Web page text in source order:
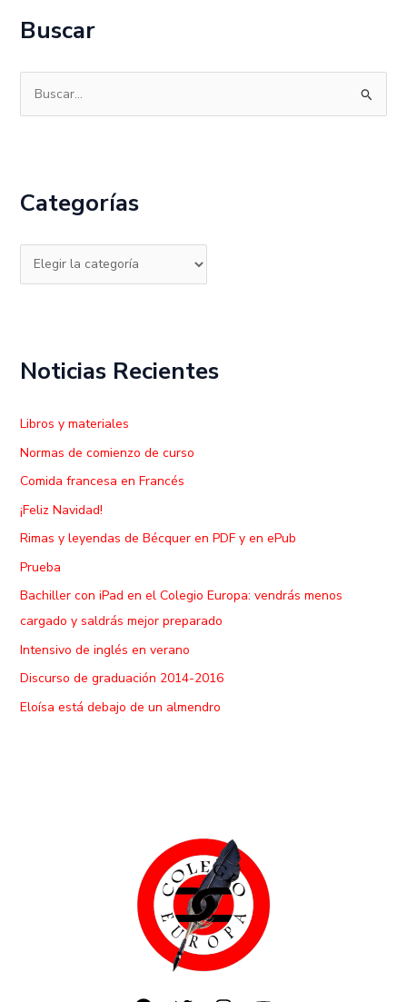
Buscar
u
a
p
Categorías
Noticias Recientes
Libros y materiales
Normas de comienzo de curso
Comida francesa en Francés
¡Feliz Navidad!
Rimas y leyendas de Bécquer en PDF y en ePub
Prueba
Bachiller con iPad en el Colegio Europa: vendrás menos
cargado y saldrás mejor preparado
Intensivo de inglés en verano
Discurso de graduación 2014-2016
Eloísa está debajo de un almendro